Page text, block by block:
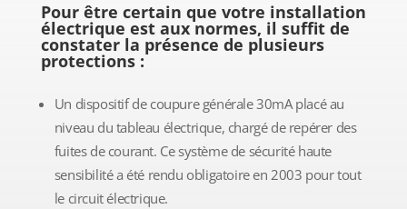
Pour être certain que votre installation
électrique est aux normes, il suffit de
constater la présence de plusieurs
protections :
Un dispositif de coupure générale 30mA placé au
niveau du tableau électrique, chargé de repérer des
fuites de courant. Ce système de sécurité haute
sensibilité a été rendu obligatoire en 2003 pour tout
le circuit électrique.